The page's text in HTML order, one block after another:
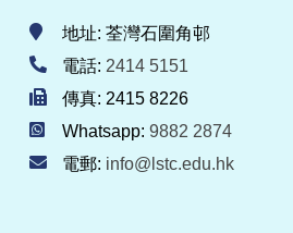
地址: 荃灣石圍角邨
電話: 2414 5151
傳真: 2415 8226
Whatsapp: 9882 2874
電郵: info@lstc.edu.hk